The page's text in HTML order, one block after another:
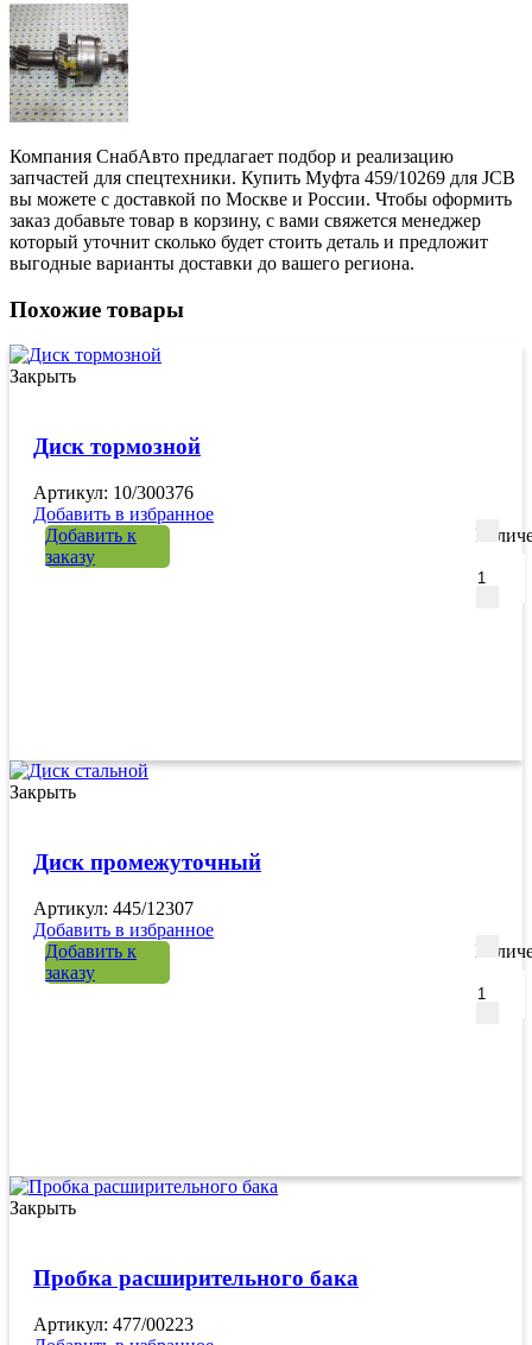
Компания СнабАвто предлагает подбор и реализацию
запчастей для спецтехники. Купить Муфта 459/10269 для JCB
вы можете с доставкой по Москве и России. Чтобы оформить
заказ добавьте товар в корзину, с вами свяжется менеджер
который уточнит сколько будет стоить деталь и предложит
выгодные варианты доставки до вашего региона.
Похожие товары
Закрыть
Диск тормозной
Артикул: 10/300376
Добавить в избранное
Добавить к
заказу
Закрыть
Диск промежуточный
Артикул: 445/12307
Добавить в избранное
Добавить к
заказу
Закрыть
Пробка расширительного бака
Артикул: 477/00223